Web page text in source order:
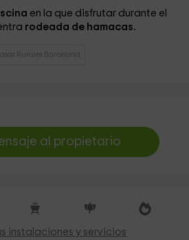
en la que disfrutar durante el
rodeada de hamacas.
Rurales Barcelona
al propietario
instalaciones y servicios